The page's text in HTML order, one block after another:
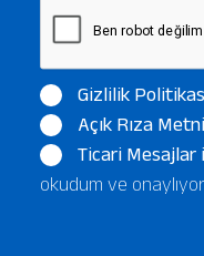
Gizlilik
Açık Rıza
Ticari Mesajlar
okudum ve